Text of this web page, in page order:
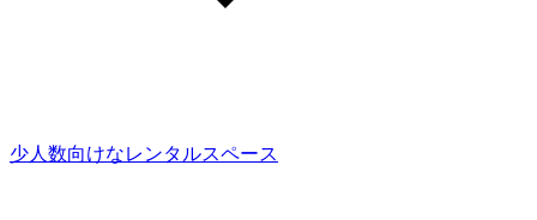
少人数向けなレンタルスペース